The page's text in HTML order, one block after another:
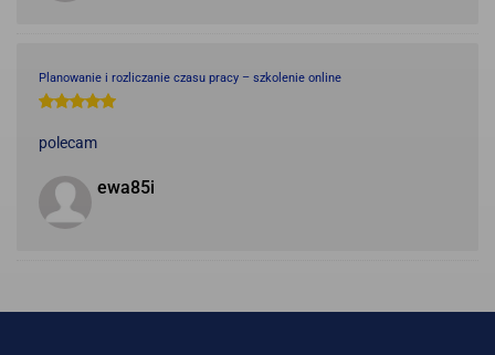
Planowanie i rozliczanie czasu pracy – szkolenie online
polecam
ewa85i